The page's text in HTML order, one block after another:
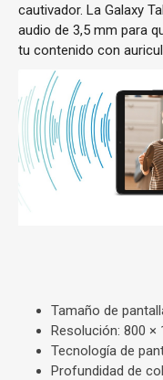
cautivador. La Galaxy
audio de 3,5 mm para
tu contenido con
Tamaño de
Resolución: 800 ×
Tecnología de
Profundidad de